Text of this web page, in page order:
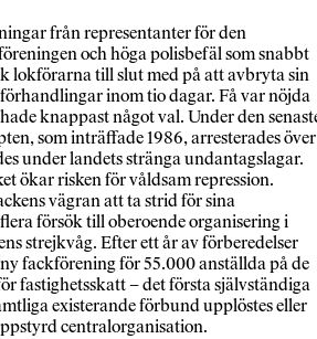
från representanter för den
och höga polisbefäl som snabbt
lokförarna till slut med på att avbryta sin
inom tio dagar. Få var nöjda
knappast något val. Under den
som inträffade 1986, arresterades över
under landets stränga undantagslagar.
ökar risken för våldsam repression.
vägran att ta strid för sina
försök till oberoende organisering i
strejkvåg. Efter ett år av förberedelser
fackförening för 55.000 anställda på de
fastighetsskatt – det första självständiga
existerande förbund upplöstes eller
centralorganisation.